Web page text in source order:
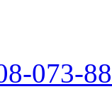
073-